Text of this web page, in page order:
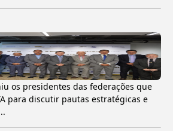
os presidentes das federações que
para discutir pautas estratégicas e